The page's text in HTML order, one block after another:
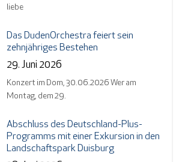
liebe
Das DudenOrchestra feiert sein
zehnjähriges Bestehen
29. Juni 2026
Konzert im Dom, 30.06.2026 Wer am
Montag, dem 29.
Abschluss des Deutschland-Plus-
Programms mit einer Exkursion in den
Landschaftspark Duisburg